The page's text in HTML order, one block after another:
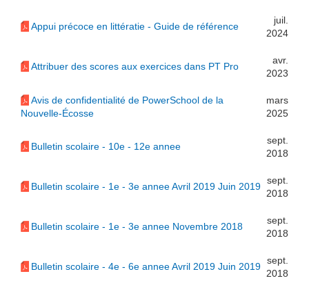
Appui précoce en littératie - Guide de référence
juil.
2024
Attribuer des scores aux exercices dans PT Pro
avr.
2023
Avis de confidentialité de PowerSchool de la
Nouvelle-Écosse
mars
2025
Bulletin scolaire - 10e - 12e annee
sept.
2018
Bulletin scolaire - 1e - 3e annee Avril 2019 Juin 2019
sept.
2018
Bulletin scolaire - 1e - 3e annee Novembre 2018
sept.
2018
Bulletin scolaire - 4e - 6e annee Avril 2019 Juin 2019
sept.
2018